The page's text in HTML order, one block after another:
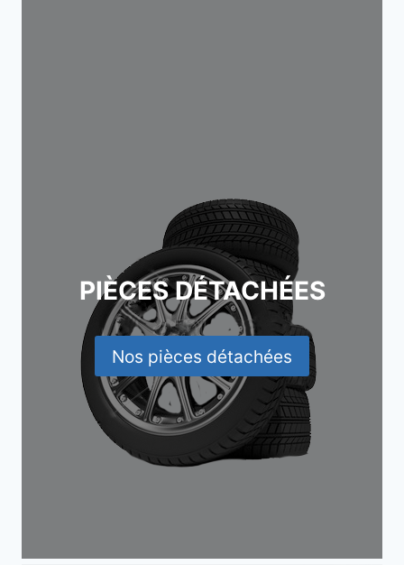
PIÈCES DÉTACHÉES
Nos pièces détachées